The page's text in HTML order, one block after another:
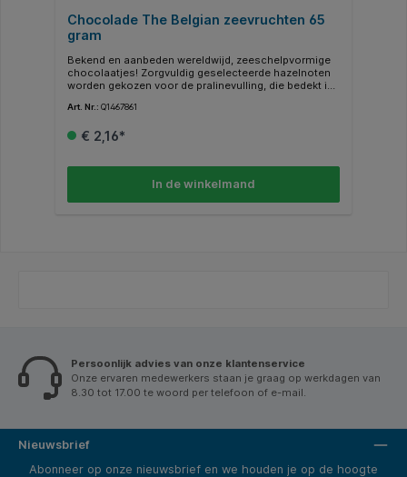
Chocolade The Belgian zeevruchten 65
gram
Bekend en aanbeden wereldwijd, zeeschelpvormige
chocolaatjes! Zorgvuldig geselecteerde hazelnoten
worden gekozen voor de pralinevulling, die bedekt is
chocolade. Een tijdloze klassieker, je kunt gewoon
Art. Nr.: Q1467861
€ 2,16*
In de winkelmand
Persoonlijk advies van onze klantenservice
Onze ervaren medewerkers staan je graag op werkdagen van
8.30 tot 17.00 te woord per telefoon of e-mail.
Nieuwsbrief
Abonneer op onze nieuwsbrief en we houden je op de hoogte